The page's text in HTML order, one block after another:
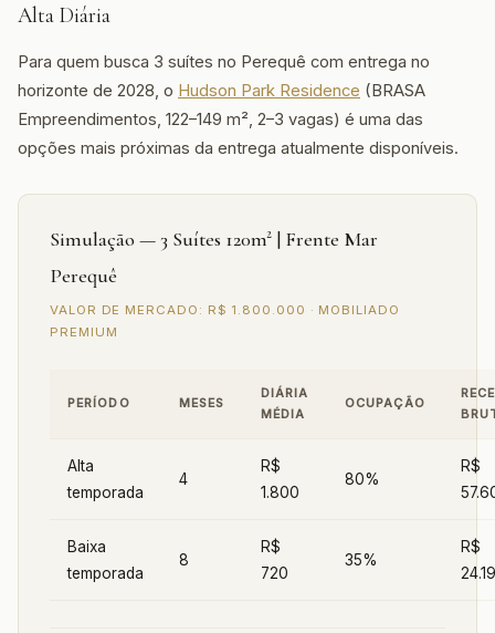
Alta Diária
Para quem busca 3 suítes no Perequê com entrega no
horizonte de 2028, o Hudson Park Residence (BRASA
Empreendimentos, 122–149 m², 2–3 vagas) é uma das
opções mais próximas da entrega atualmente disponíveis.
Simulação — 3 Suítes 120m² | Frente Mar
Perequê
VALOR DE MERCADO: R$ 1.800.000 · MOBILIADO
PREMIUM
PERÍODO MESES
DIÁRIA
MÉDIA
OCUPAÇÃO
Alta
temporada
4
R$
1.800
80%
R$
Baixa
temporada
8
R$
720
35%
R$